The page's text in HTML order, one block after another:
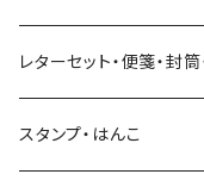
いちご・ストロベリー
フルーツ・野菜
マインドウェイブ
水縞
星燈社
古川紙工
古川紙工
表現社（作家もの）
レターセット・便箋・封筒
古川紙工
スタンプ・はんこ